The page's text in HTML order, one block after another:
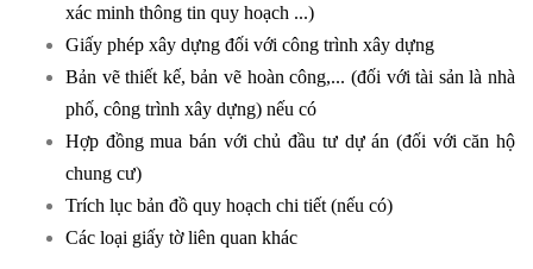
xác minh thông tin quy hoạch ...)
Giấy phép xây dựng đối với công trình xây dựng
Bản vẽ thiết kế, bản vẽ hoàn công,... (đối với tài sản là nhà
phố, công trình xây dựng) nếu có
Hợp đồng mua bán với chủ đầu tư dự án (đối với căn hộ
chung cư)
Trích lục bản đồ quy hoạch chi tiết (nếu có)
Các loại giấy tờ liên quan khác